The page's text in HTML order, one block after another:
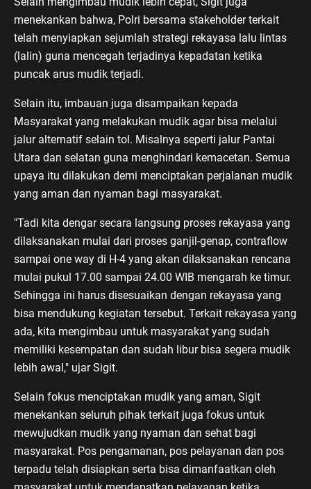
menekankan bahwa, Polri bersama stakeholder terkait
telah menyiapkan sejumlah strategi rekayasa lalu lintas
(lalin) guna mencegah terjadinya kepadatan ketika
puncak arus mudik terjadi.
Selain itu, imbauan juga disampaikan kepada
Masyarakat yang melakukan mudik agar bisa melalui
jalur alternatif selain tol. Misalnya seperti jalur Pantai
Utara dan selatan guna menghindari kemacetan. Semua
upaya itu dilakukan demi menciptakan perjalanan mudik
yang aman dan nyaman bagi masyarakat.
"Tadi kita dengar secara langsung proses rekayasa yang
dilaksanakan mulai dari proses ganjil-genap, contraflow
sampai one way di H-4 yang akan dilaksanakan rencana
mulai pukul 17.00 sampai 24.00 WIB mengarah ke timur.
Sehingga ini harus disesuaikan dengan rekayasa yang
bisa mendukung kegiatan tersebut. Terkait rekayasa yang
ada, kita mengimbau untuk masyarakat yang sudah
memiliki kesempatan dan sudah libur bisa segera mudik
lebih awal," ujar Sigit.
Selain fokus menciptakan mudik yang aman, Sigit
menekankan seluruh pihak terkait juga fokus untuk
mewujudkan mudik yang nyaman dan sehat bagi
masyarakat. Pos pengamanan, pos pelayanan dan pos
terpadu telah disiapkan serta bisa dimanfaatkan oleh